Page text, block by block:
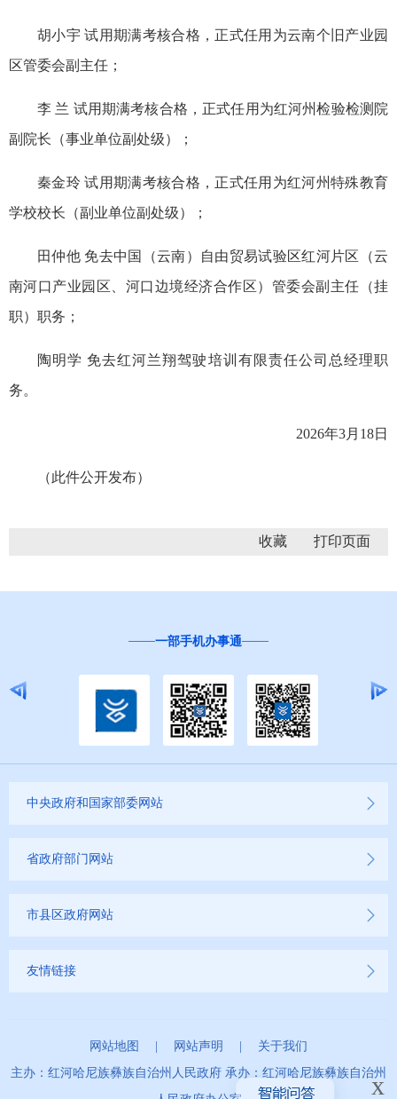
胡小宇 试用期满考核合格，正式任用为云南个旧产业园
区管委会副主任；
李 兰 试用期满考核合格，正式任用为红河州检验检测院
副院长（事业单位副处级）；
秦金玲 试用期满考核合格，正式任用为红河州特殊教育
学校校长（副业单位副处级）；
田仲他 免去中国（云南）自由贸易试验区红河片区（云
南河口产业园区、河口边境经济合作区）管委会副主任（挂
职）职务；
陶明学 免去红河兰翔驾驶培训有限责任公司总经理职
务。
2026年3月18日
（此件公开发布）
收藏
一部手机办事通
中央政府和国家部委网站
省政府部门网站
市县区政府网站
友情链接
网站地图 网站声明
关于我们
主办：红河哈尼族彝族自治州人民政府 承办：红河哈尼族彝族自治州
x